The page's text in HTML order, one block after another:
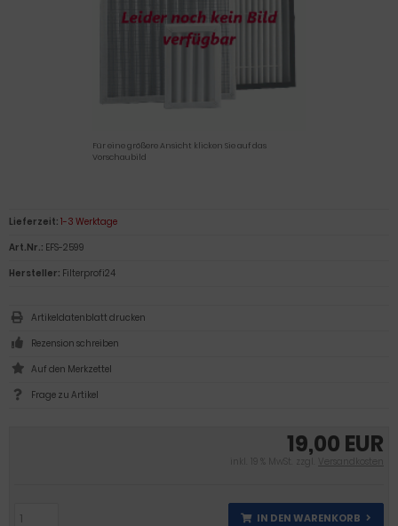
Für eine größere Ansicht klicken Sie auf das
Vorschaubild
19,00 EUR
inkl. 19 % MwSt. zzgl. Versandkosten
IN DEN WARENKORB
Lieferzeit: 1-3 Werktage
Art.Nr.: EFS-2599
Hersteller: Filterprofi24
Artikeldatenblatt drucken
Rezension schreiben
Frage zu Artikel